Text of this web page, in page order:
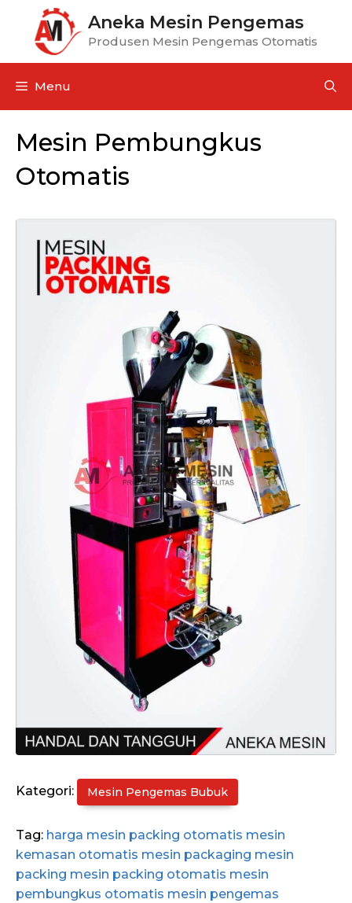
Aneka Mesin Pengemas
Produsen Mesin Pengemas Otomatis
Menu
Mesin Pembungkus
Otomatis
Kategori: Mesin Pengemas Bubuk
Tag: harga mesin packing otomatis mesin
kemasan otomatis mesin packaging mesin
packing mesin packing otomatis mesin
pembungkus otomatis mesin pengemas